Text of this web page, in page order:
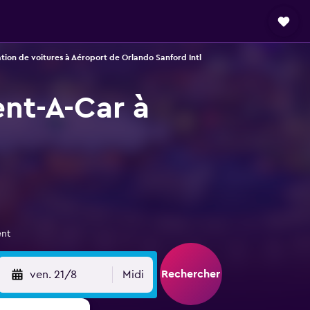
de voitures à Aéroport de Orlando Sanford Intl
A-Car à
ven. 21/8 Midi Rechercher